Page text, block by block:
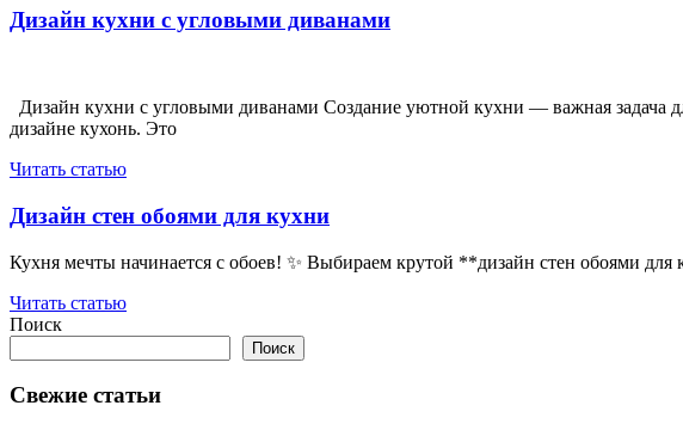
Дизайн кухни с угловыми диванами
Дизайн кухни с угловыми диванами Создание уютной кухни — важная задача
дизайне кухонь. Это
Читать статью
Дизайн стен обоями для кухни
Кухня мечты начинается с обоев! ✨ Выбираем крутой **дизайн стен обоями
Читать статью
Поиск
Поиск
Свежие статьи